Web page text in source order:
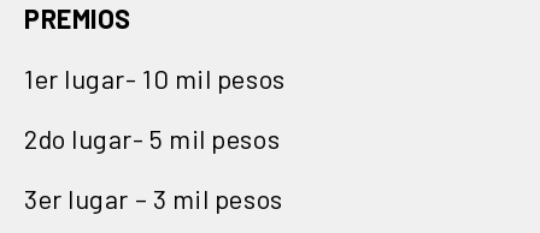
PREMIOS
1er lugar- 10 mil pesos
2do lugar- 5 mil pesos
3er lugar – 3 mil pesos